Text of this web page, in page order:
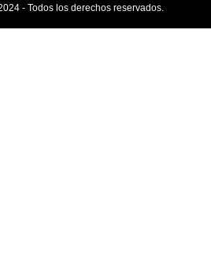
- Todos los derechos reservados.